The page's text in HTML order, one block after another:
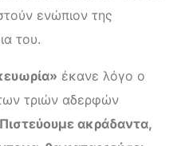
ενώπιον της
του.
έκανε λόγο ο
τριών αδερφών
ακράδαντα,